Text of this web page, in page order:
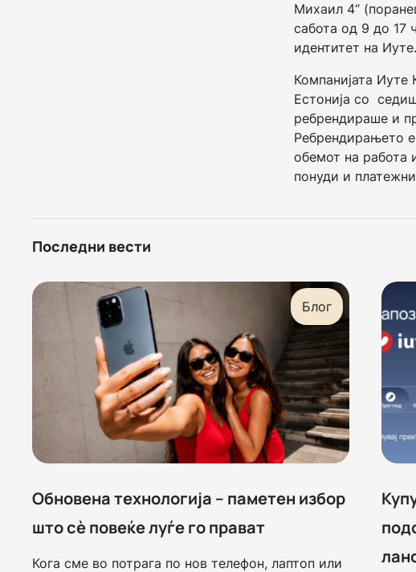
Михаил 4“
сабота од 9 до 17
идентитет на Иуте.
Компанијата Иуте
Естонија со
ребрендираше и
Ребрендирањето е
обемот на работа
понуди и
Последни вести
Обновена технологија – паметен избор
што сè повеќе луѓе го прават
Кога сме во потрага по нов телефон, лаптоп или
Блог